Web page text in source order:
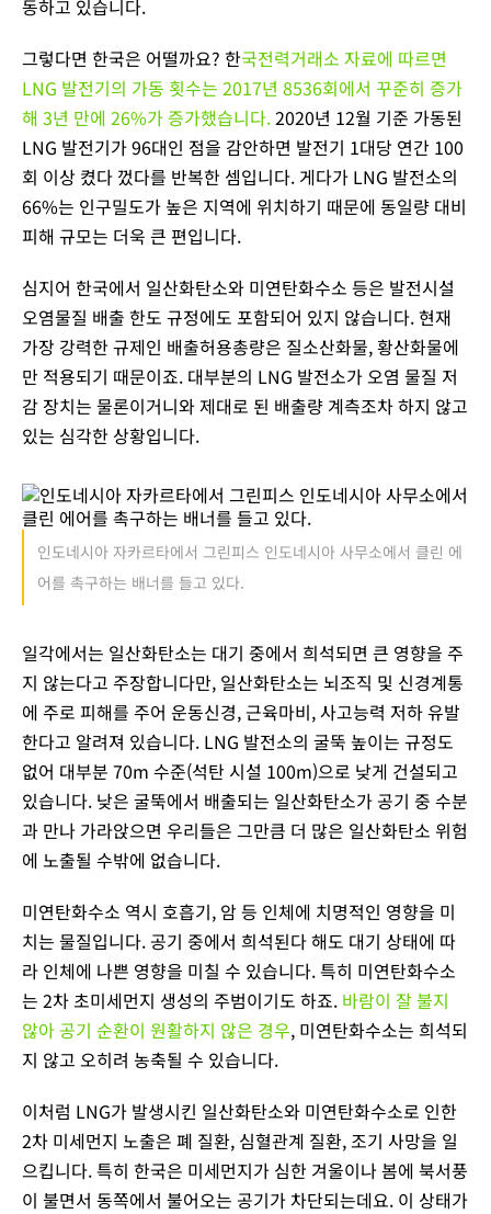
동하고 있습니다.
그렇다면 한국은 어떨까요? 한국전력거래소 자료에 따르면
LNG 발전기의 가동 횟수는 2017년 8536회에서 꾸준히 증가
해 3년 만에 26%가 증가했습니다.2020년 12월 기준 가동된
LNG 발전기가 96대인 점을 감안하면 발전기 1대당 연간 100
회 이상 켰다 껐다를 반복한 셈입니다. 게다가 LNG 발전소의
66%는 인구밀도가 높은 지역에 위치하기 때문에 동일량 대비
피해 규모는 더욱 큰 편입니다.
심지어 한국에서 일산화탄소와 미연탄화수소 등은 발전시설
오염물질 배출 한도 규정에도 포함되어 있지 않습니다. 현재
가장 강력한 규제인 배출허용총량은 질소산화물, 황산화물에
만 적용되기 때문이죠. 대부분의 LNG 발전소가 오염 물질 저
감 장치는 물론이거니와 제대로 된 배출량 계측조차 하지 않고
있는 심각한 상황입니다.
인도네시아 자카르타에서 그린피스 인도네시아 사무소에서 클린 에
어를 촉구하는 배너를 들고 있다.
일각에서는 일산화탄소는 대기 중에서 희석되면 큰 영향을 주
지 않는다고 주장합니다만, 일산화탄소는 뇌조직 및 신경계통
에 주로 피해를 주어 운동신경, 근육마비, 사고능력 저하 유발
한다고 알려져 있습니다. LNG 발전소의 굴뚝 높이는 규정도
없어 대부분 70m 수준(석탄 시설 100m)으로 낮게 건설되고
있습니다. 낮은 굴뚝에서 배출되는 일산화탄소가 공기 중 수분
과 만나 가라앉으면 우리들은 그만큼 더 많은 일산화탄소 위험
에 노출될 수밖에 없습니다.
미연탄화수소 역시 호흡기, 암 등 인체에 치명적인 영향을 미
치는 물질입니다. 공기 중에서 희석된다 해도 대기 상태에 따
라 인체에 나쁜 영향을 미칠 수 있습니다. 특히 미연탄화수소
는 2차 초미세먼지 생성의 주범이기도 하죠. 바람이 잘 불지
않아 공기 순환이 원활하지 않은 경우, 미연탄화수소는 희석되
지 않고 오히려 농축될 수 있습니다.
이처럼 LNG가 발생시킨 일산화탄소와 미연탄화수소로 인한
2차 미세먼지 노출은 폐 질환, 심혈관계 질환, 조기 사망을 일
으킵니다. 특히 한국은 미세먼지가 심한 겨울이나 봄에 북서풍
이 불면서 동쪽에서 불어오는 공기가 차단되는데요. 이 상태가